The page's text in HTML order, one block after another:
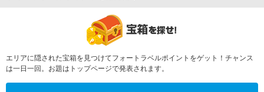
エリアに隠された宝箱を見つけてフォートラベルポイントをゲット！チャンス
は一日一回。お題はトップページで発表されます。